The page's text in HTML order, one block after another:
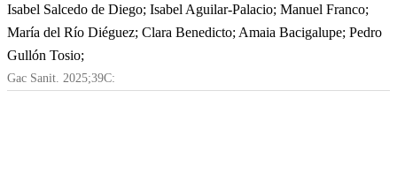
Isabel Salcedo de Diego; Isabel Aguilar-Palacio; Manuel Franco;
María del Río Diéguez; Clara Benedicto; Amaia Bacigalupe; Pedro
Gullón Tosio;
Gac Sanit. 2025;39C: